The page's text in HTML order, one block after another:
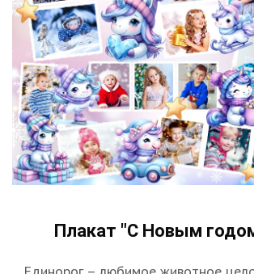
Плакат "С Новым